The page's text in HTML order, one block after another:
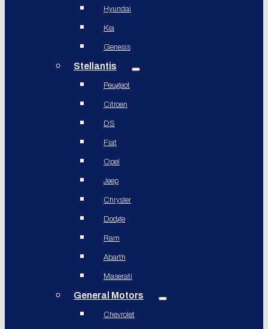
Hyundai
Kia
Genesis
Stellantis
Peugeot
Citroen
DS
Fiat
Opel
Jeep
Chrysler
Dodge
Ram
Abarth
Maserati
General Motors
Chevrolet